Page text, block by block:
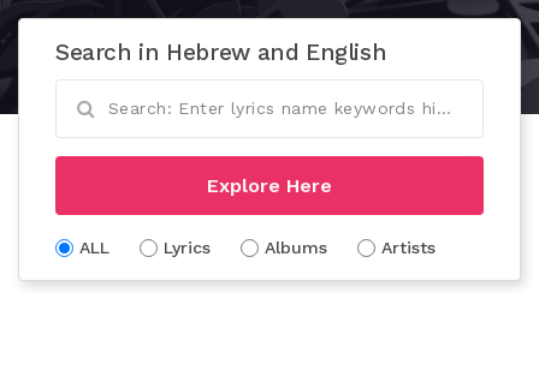
Search in Hebrew and English
Explore Here
ALL Lyrics Albums Artists